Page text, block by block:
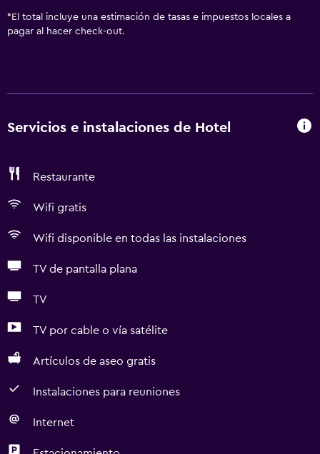
* El total incluye una estimación de tasas e impuestos locales a
pagar al hacer check-out.
Servicios e instalaciones de Hotel
Restaurante
Wifi gratis
Wifi disponible en todas las instalaciones
TV de pantalla plana
TV
TV por cable o vía satélite
Artículos de aseo gratis
Instalaciones para reuniones
Internet